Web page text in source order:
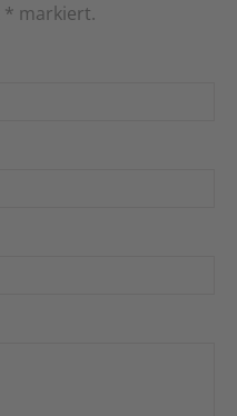
* markiert.